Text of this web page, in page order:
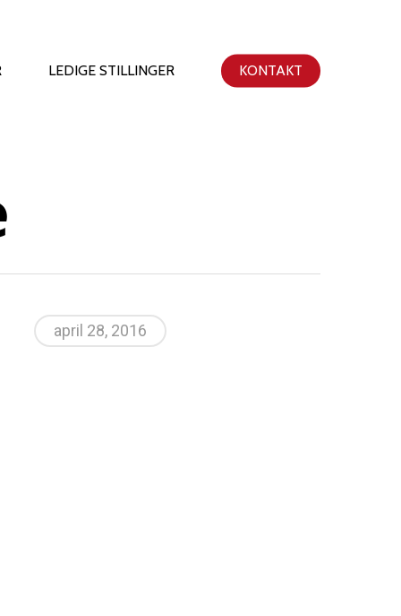
LEDIGE STILLINGER KONTAKT
april 28, 2016